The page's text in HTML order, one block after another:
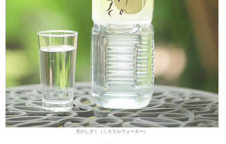
月のしずく（ミネラルウォーター）